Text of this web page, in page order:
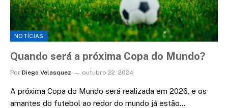
NOTÍCIAS
Quando será a próxima Copa do Mundo?
Por Diego Velasquez outubro 22, 2024
A próxima Copa do Mundo será realizada em 2026, e os
amantes do futebol ao redor do mundo já estão…